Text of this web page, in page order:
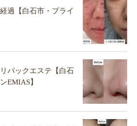
過【白石市・プライ
パックエステ【白石
EMIAS】